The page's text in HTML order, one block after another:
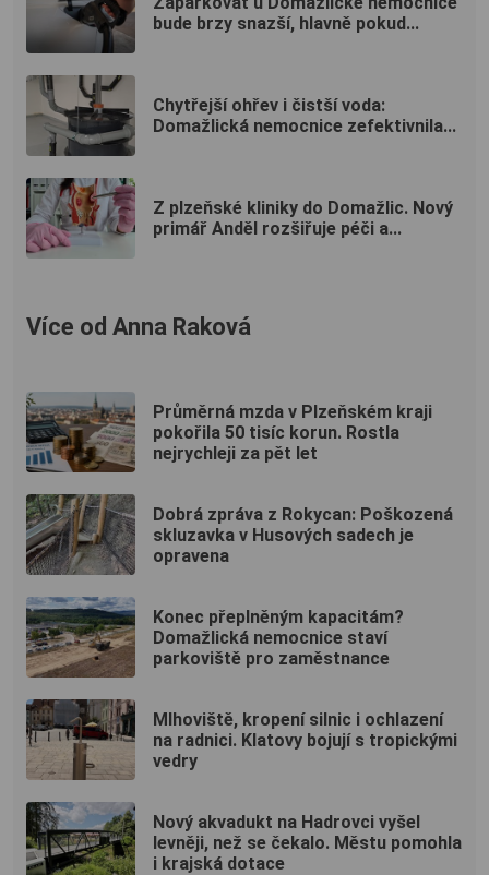
bude brzy snazší, hlavně pokud...
Chytřejší ohřev i čistší voda:
Domažlická nemocnice zefektivnila...
Z plzeňské kliniky do Domažlic. Nový
primář Anděl rozšiřuje péči a...
Více od Anna Raková
Průměrná mzda v Plzeňském kraji
pokořila 50 tisíc korun. Rostla
nejrychleji za pět let
Dobrá zpráva z Rokycan: Poškozená
skluzavka v Husových sadech je
opravena
Konec přeplněným kapacitám?
Domažlická nemocnice staví
parkoviště pro zaměstnance
Mlhoviště, kropení silnic i ochlazení
na radnici. Klatovy bojují s tropickými
vedry
Nový akvadukt na Hadrovci vyšel
levněji, než se čekalo. Městu pomohla
i krajská dotace